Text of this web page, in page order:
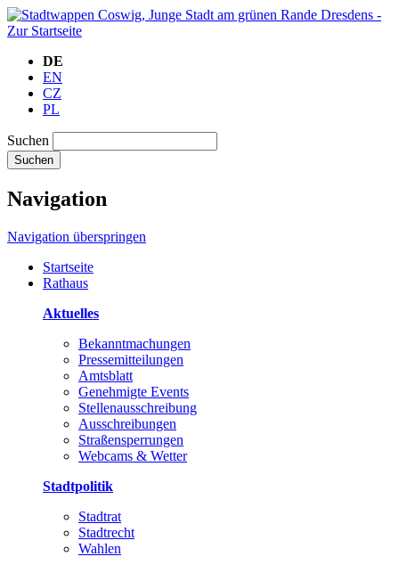
DE
EN
CZ
PL
Suchen
Suchen
Navigation
Navigation überspringen
Startseite
Rathaus
Aktuelles
Bekanntmachungen
Pressemitteilungen
Amtsblatt
Genehmigte Events
Stellenausschreibung
Ausschreibungen
Straßensperrungen
Webcams & Wetter
Stadtpolitik
Stadtrat
Stadtrecht
Wahlen